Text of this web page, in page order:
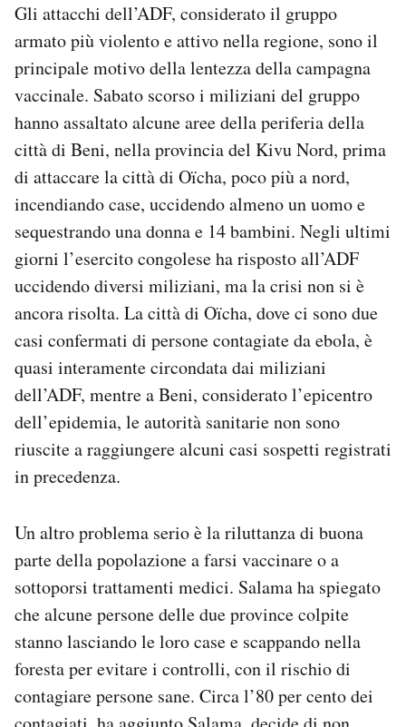
Gli attacchi dell’ADF, considerato il gruppo
armato più violento e attivo nella regione, sono il
principale motivo della lentezza della campagna
vaccinale. Sabato scorso i miliziani del gruppo
hanno assaltato alcune aree della periferia della
città di Beni, nella provincia del Kivu Nord, prima
di attaccare la città di Oïcha, poco più a nord,
incendiando case, uccidendo almeno un uomo e
sequestrando una donna e 14 bambini. Negli ultimi
giorni l’esercito congolese ha risposto all’ADF
uccidendo diversi miliziani, ma la crisi non si è
ancora risolta. La città di Oïcha, dove ci sono due
casi confermati di persone contagiate da ebola, è
quasi interamente circondata dai miliziani
dell’ADF, mentre a Beni, considerato l’epicentro
dell’epidemia, le autorità sanitarie non sono
riuscite a raggiungere alcuni casi sospetti registrati
in precedenza.
Un altro problema serio è la riluttanza di buona
parte della popolazione a farsi vaccinare o a
sottoporsi trattamenti medici. Salama ha spiegato
che alcune persone delle due province colpite
stanno lasciando le loro case e scappando nella
foresta per evitare i controlli, con il rischio di
contagiare persone sane. Circa l’80 per cento dei